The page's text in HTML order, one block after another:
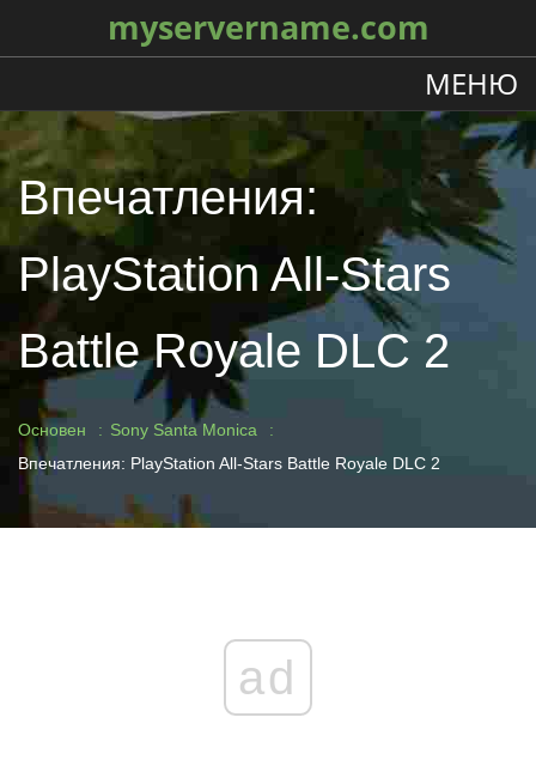
myservername.com
МЕНЮ
Впечатления:
PlayStation All-Stars
Battle Royale DLC 2
Основен
Sony Santa Monica
Впечатления: PlayStation All-Stars Battle Royale DLC 2
ad